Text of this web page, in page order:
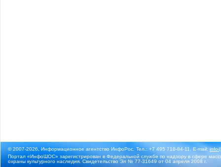
© 2007-2026, Информационное агентство ИнфоРос. Тел.: +7 495 718-84-11, E-mail:
Портал «ИнфоШОС» зарегистрирован в Федеральной службе по надзору в сфере
охраны культурного наследия. Свидетельство Эл № 77-31649 от 04 апреля 2008 г.